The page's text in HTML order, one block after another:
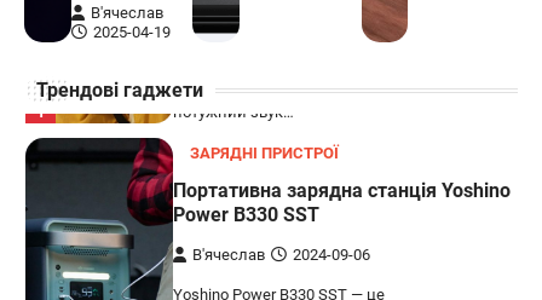
В'ячеслав
2025-04-19
Трендові гаджети
1
В'ячеслав 2024-09-07
бездротова колонка, яка поєднує в собі
потужний звук…
ЗАРЯДНІ ПРИСТРОЇ
Портативна зарядна станція Yoshino
Power B330 SST
В'ячеслав 2024-09-06
Yoshino Power B330 SST — це